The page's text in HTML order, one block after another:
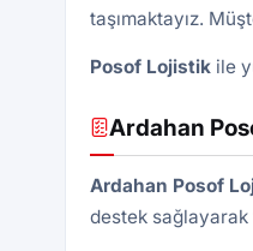
taşımaktayız.
Posof Lojistikile
Ardahan
Ardahan Posof
destek